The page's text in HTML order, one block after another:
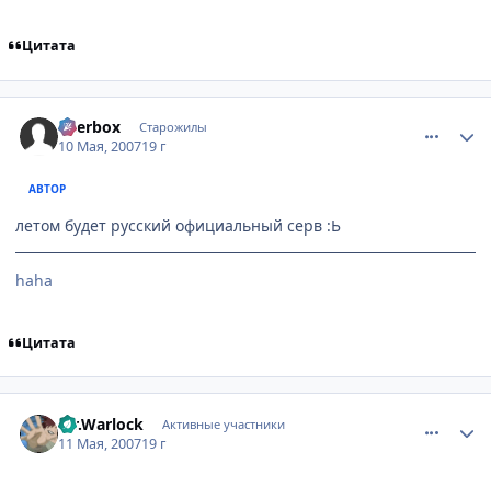
Цитата
Beerbox Старожилы
10 Мая, 200719 г
АВТОР
летом будет русский официальный серв :Ь
haha
Цитата
Mr.Warlock Активные участники
11 Мая, 200719 г